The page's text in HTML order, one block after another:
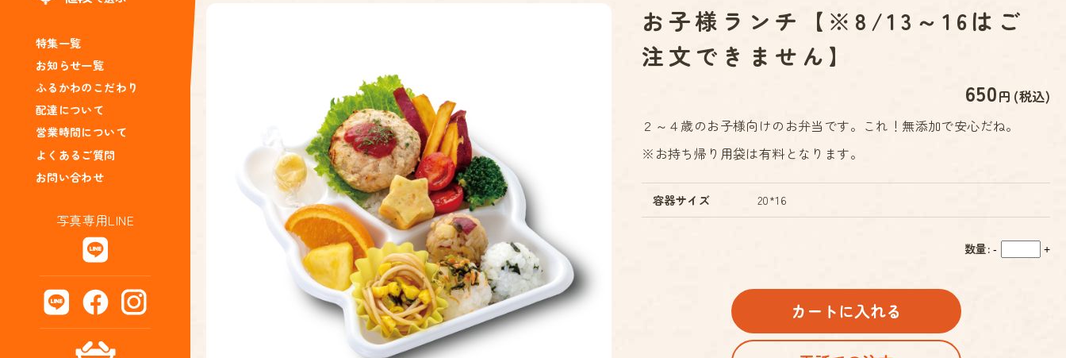
特集一覧
お知らせ一覧
ふるかわのこだわり
配達について
営業時間について
よくあるご質問
お問い合わせ
写真専用LINE
お子様ランチ【※8/13～16はご
注文できません】
650円 (税込)
２～４歳のお子様向けのお弁当です。これ！無添加で安心だね。
※お持ち帰り用袋は有料となります。
容器サイズ 20*16
数量: - +
カートに入れる